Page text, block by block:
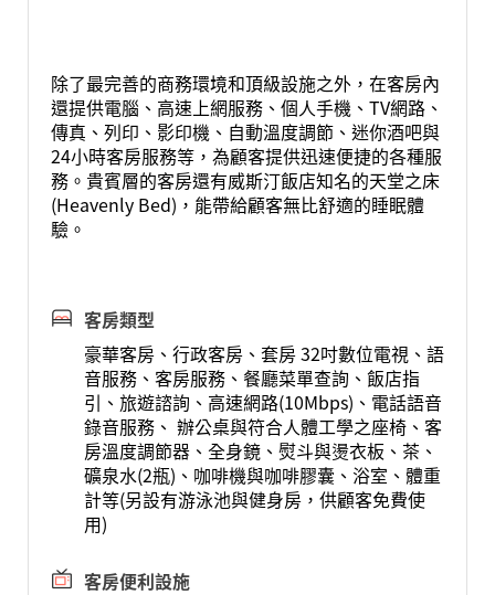
除了最完善的商務環境和頂級設施之外，在客房內
還提供電腦、高速上網服務、個人手機、TV網路、
傳真、列印、影印機、自動溫度調節、迷你酒吧與
24小時客房服務等，為顧客提供迅速便捷的各種服
務。貴賓層的客房還有威斯汀飯店知名的天堂之床
(Heavenly Bed)，能帶給顧客無比舒適的睡眠體
驗。
客房類型
豪華客房、行政客房、套房 32吋數位電視、語
音服務、客房服務、餐廳菜單查詢、飯店指
引、旅遊諮詢、高速網路(10Mbps)、電話語音
錄音服務、 辦公桌與符合人體工學之座椅、客
房溫度調節器、全身鏡、熨斗與燙衣板、茶、
礦泉水(2瓶)、咖啡機與咖啡膠囊、浴室、體重
計等(另設有游泳池與健身房，供顧客免費使
用)
客房便利設施